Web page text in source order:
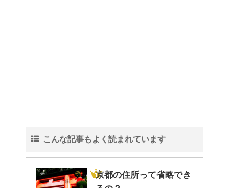
色々な作業に音楽を聴いて集中
する方法！
こんな記事もよく読まれています
京都の住所って省略でき